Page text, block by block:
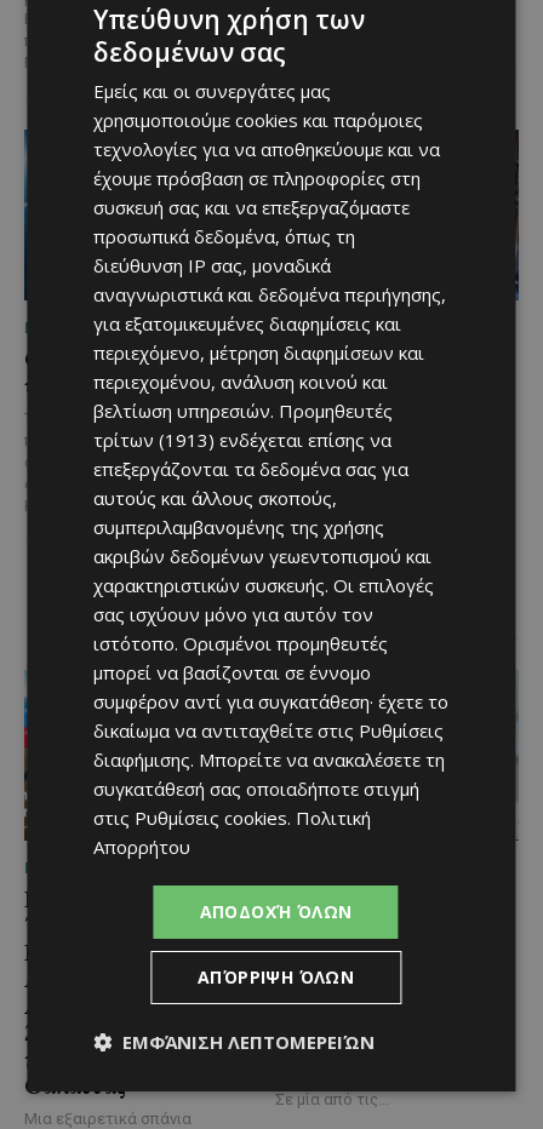
Ε.Ε. Με τελετή που
πραγματοποιήθηκε το πρωί της
Πέμπτης, 6 Αυγούστου...
ίδιας της ιστορίας του
ΜΈΝΟΥΜΕ ΕΝΗΜΕΡΩΜΈΝΟΙ
Ο τουρισμός ως εθνική
υπόθεση
Του Γιάννου Πανταζή* Είναι κοινή
πεποίθηση ότι ο τουρισμός
αποτελεί μία από τις
σημαντικότερες βιομηχανίες της
Κύπρου και διαχρονικά...
ΜΈΝΟΥΜΕ ΕΝΗΜΕΡΩΜΈΝΟΙ
Ο Λευκαρίτικος τταβάς:
Η αυθεντική κυπριακή
συνταγή που περνά από
γενιά σε γενιά
Ανάμεσα στα πιο
χαρακτηριστικά φαγητά της
κουζίνας ξεχωρίζει ο
Λευκαρίτικος τταβάς, ένα
φαγητό που συνδέεται
άρρηκτα...
ΜΈΝΟΥΜΕ ΕΝΗΜΕΡΩΜΈΝΟΙ
Εμβληματική
Τουριστική Έκταση στην
Παραλιακή Ζώνη
Αλαμινού με
Αδειοδοτημένη
Ξενοδοχειακή Ανάπτυξη
και Πανοραμική Θέα της
Θάλασσας
Μια εξαιρετικά σπάνια
Επένδυση €31 εκατ. για
εκσυγχρονισμό των
Υπηρεσιών Κοινωνικής
Ευημερίας
του Προγράμματος Πολιτικής
Σε μία από τις...
Υπεύθυνη χρήση των
δεδομένων σας
Εμείς και οι συνεργάτες μας
χρησιμοποιούμε cookies και παρόμοιες
τεχνολογίες για να αποθηκεύουμε και να
έχουμε πρόσβαση σε πληροφορίες στη
συσκευή σας και να επεξεργαζόμαστε
προσωπικά δεδομένα, όπως τη
διεύθυνση IP σας, μοναδικά
αναγνωριστικά και δεδομένα περιήγησης,
για εξατομικευμένες διαφημίσεις και
περιεχόμενο, μέτρηση διαφημίσεων και
περιεχομένου, ανάλυση κοινού και
βελτίωση υπηρεσιών. Προμηθευτές
τρίτων (1913) ενδέχεται επίσης να
επεξεργάζονται τα δεδομένα σας για
αυτούς και άλλους σκοπούς,
συμπεριλαμβανομένης της χρήσης
ακριβών δεδομένων γεωεντοπισμού και
χαρακτηριστικών συσκευής. Οι επιλογές
σας ισχύουν μόνο για αυτόν τον
ιστότοπο. Ορισμένοι προμηθευτές
μπορεί να βασίζονται σε έννομο
συμφέρον αντί για συγκατάθεση· έχετε το
δικαίωμα να αντιταχθείτε στις Ρυθμίσεις
διαφήμισης. Μπορείτε να ανακαλέσετε τη
συγκατάθεσή σας οποιαδήποτε στιγμή
στις Ρυθμίσεις cookies. Πολιτική
Απορρήτου
ΑΠΟΔΟΧΉ ΌΛΩΝ
ΑΠΌΡΡΙΨΗ ΌΛΩΝ
ΕΜΦΆΝΙΣΗ ΛΕΠΤΟΜΕΡΕΙΏΝ